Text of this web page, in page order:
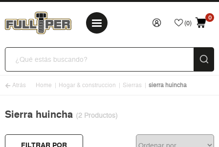
(0)
0
Atrás Home Hogar & construccion Sierras sierra huincha
Sierra huincha (2 Productos)